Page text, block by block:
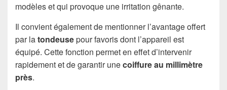
modèles et qui provoque une irritation gênante.
Il convient également de mentionner l’avantage offert
par latondeusepour favoris dont l’appareil est
équipé. Cette fonction permet en effet d’intervenir
rapidement et de garantir unecoiffure au millimètre
près.